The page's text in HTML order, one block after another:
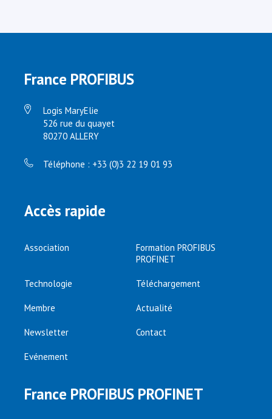
France PROFIBUS
Logis MaryElie
526 rue du quayet
80270 ALLERY
Téléphone : +33 (0)3 22 19 01 93
Accès rapide
Association
Formation PROFIBUS
PROFINET
Technologie Téléchargement
Membre Actualité
Newsletter Contact
Evénement
France PROFIBUS PROFINET